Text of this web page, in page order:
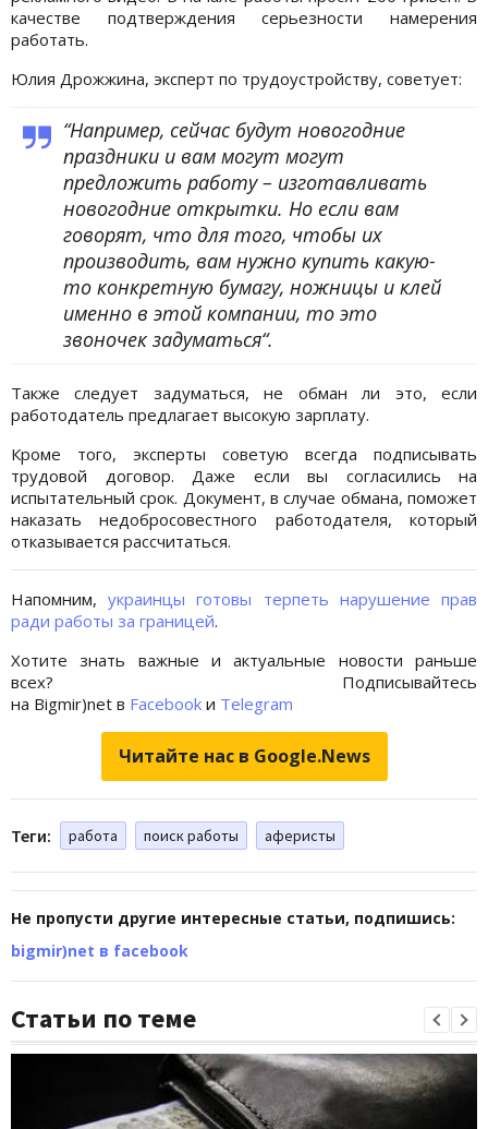
качестве подтверждения серьезности намерения
работать.
Юлия Дрожжина, эксперт по трудоустройству, советует:
“Например, сейчас будут новогодние
праздники и вам могут могут
предложить работу – изготавливать
новогодние открытки. Но если вам
говорят, что для того, чтобы их
производить, вам нужно купить какую-
то конкретную бумагу, ножницы и клей
именно в этой компании, то это
звоночек задуматься“.
Также следует задуматься, не обман ли это, если
работодатель предлагает высокую зарплату.
Кроме того, эксперты советую всегда подписывать
трудовой договор. Даже если вы согласились на
испытательный срок. Документ, в случае обмана, поможет
наказать недобросовестного работодателя, который
отказывается рассчитаться.
Напомним,украинцы готовы терпеть нарушение прав
ради работы за границей.
Хотите знать важные и актуальные новости раньше
всех? Подписывайтесь
на Bigmir)net в Facebook и Telegram
Читайте нас в Google.News
Теги: работа поиск работы аферисты
Не пропусти другие интересные статьи, подпишись:
bigmir)net в facebook
Статьи по теме